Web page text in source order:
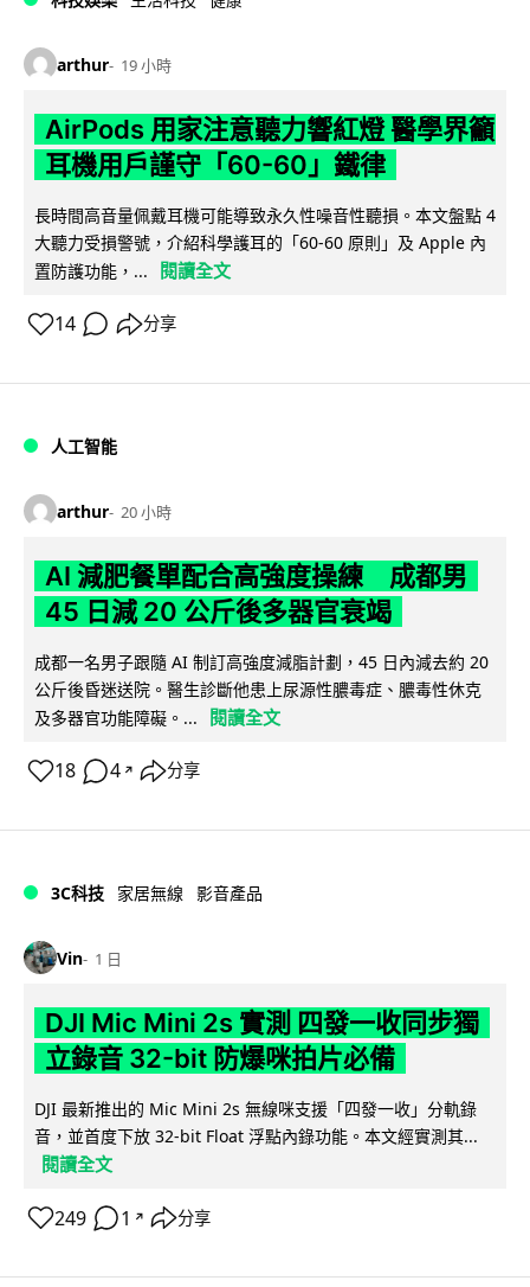
arthur 19 小時
AirPods 用家注意聽力響紅燈 醫學界籲
耳機用戶謹守「60-60」鐵律
長時間高音量佩戴耳機可能導致永久性噪音性聽損。本文盤點 4
大聽力受損警號，介紹科學護耳的「60-60 原則」及 Apple 內
置防護功能，...
閱讀全文
14 分享
人工智能
arthur 20 小時
AI 減肥餐單配合高強度操練 成都男
45 日減 20 公斤後多器官衰竭
成都一名男子跟隨 AI 制訂高強度減脂計劃，45 日內減去約 20
公斤後昏迷送院。醫生診斷他患上尿源性膿毒症、膿毒性休克
及多器官功能障礙。...
閱讀全文
18 4 ↗ 分享
3C科技 家居無線 影音產品
Vin 1 日
DJI Mic Mini 2s 實測 四發一收同步獨
立錄音 32-bit 防爆咪拍片必備
DJI 最新推出的 Mic Mini 2s 無線咪支援「四發一收」分軌錄
音，並首度下放 32-bit Float 浮點內錄功能。本文經實測其...
閱讀全文
249 1 ↗ 分享